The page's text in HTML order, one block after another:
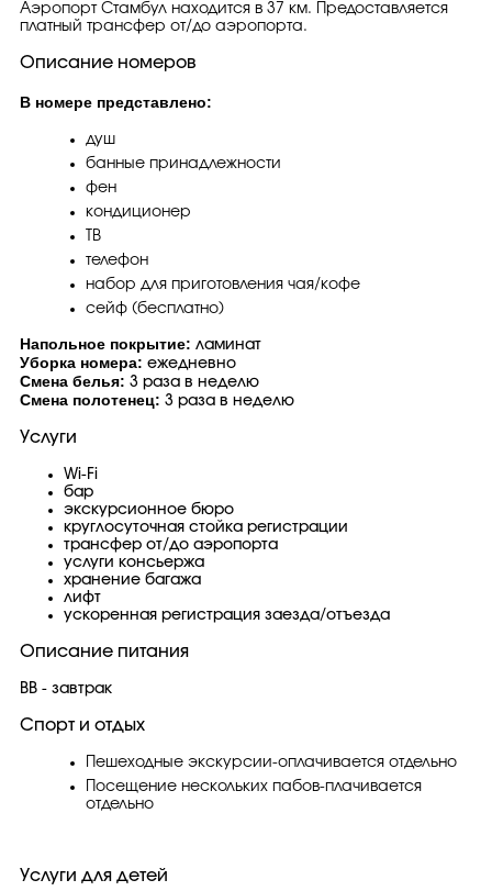
Аэропорт Стамбул находится в 37 км. Предоставляется
платный трансфер от/до аэропорта.
Описание номеров
В номере представлено:
душ
банные принадлежности
фен
кондиционер
ТВ
телефон
набор для приготовления чая/кофе
сейф (бесплатно)
Напольное покрытие: ламинат
Уборка номера: ежедневно
Смена белья: 3 раза в неделю
Смена полотенец: 3 раза в неделю
Услуги
Wi-Fi
бар
экскурсионное бюро
круглосуточная стойка регистрации
трансфер от/до аэропорта
услуги консьержа
хранение багажа
лифт
ускоренная регистрация заезда/отъезда
Описание питания
BB - завтрак
Спорт и отдых
Пешеходные экскурсии-оплачивается отдельно
Посещение нескольких пабов-плачивается
отдельно
Услуги для детей